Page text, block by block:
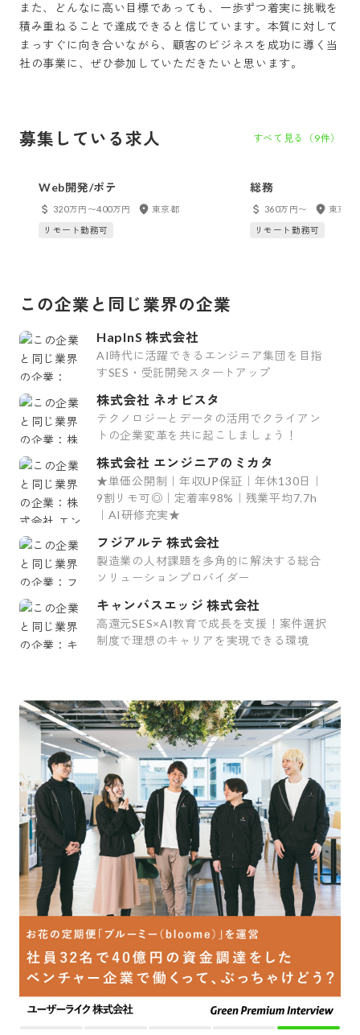
また、どんなに高い目標であっても、一歩ずつ着実に挑戦を
積み重ねることで達成できると信じています。本質に対して
まっすぐに向き合いながら、顧客のビジネスを成功に導く当
社の事業に、ぜひ参加していただきたいと思います。
募集している求人 すべて見る（ 9件）
Web開発/ポテ
320万円〜400万円
東京都
リモート勤務可
総務
360万円〜
東京都
リモート勤務可
この企業と同じ業界の企業
HapInS 株式会社
AI時代に活躍できるエンジニア集団を目指
すSES・受託開発スタートアップ
株式会社 ネオビスタ
テクノロジーとデータの活用でクライアン
トの企業変革を共に起こしましょう！
株式会社 エンジニアのミカタ
★単価公開制｜年収UP保証｜年休130日｜
9割リモ可◎｜定着率98%｜残業平均7.7h
｜AI研修充実★
フジアルテ 株式会社
製造業の人材課題を多角的に解決する総合
ソリューションプロバイダー
キャンバスエッジ 株式会社
高還元SES×AI教育で成長を支援！案件選択
制度で理想のキャリアを実現できる環境